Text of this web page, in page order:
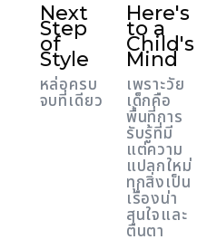
Next
Step
of
Style
หล่อครบ
จบที่เดียว
Here's
to a
Child's
Mind
เพราะวัย
เด็กคือ
พื้นที่การ
รับรู้ที่มี
แต่ความ
แปลกใหม่
ทุกสิ่งเป็น
เรื่องน่า
สนใจและ
ตื่นตา